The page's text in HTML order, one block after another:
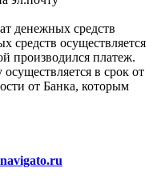
денежных средств
средств осуществляется
производился платеж.
в срок от
от Банка, которым
navigato.ru